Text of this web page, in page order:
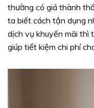
thường có giá thành
ta biết cách tận dụng
dịch vụ khuyến mãi thì
giúp tiết kiệm chi phí